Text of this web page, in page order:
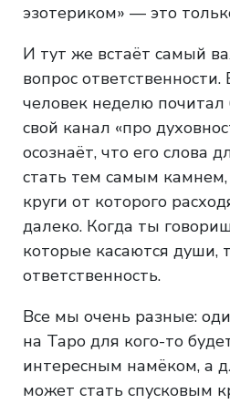
эзотериком» — это
И тут же встаёт самый
вопрос ответственности.
человек неделю почитал
свой канал «про
осознаёт, что его слова
стать тем самым
круги от которого
далеко. Когда ты
которые касаются души,
ответственность.
Все мы очень разные:
на Таро для кого-то
интересным намёком, а
может стать спусковым